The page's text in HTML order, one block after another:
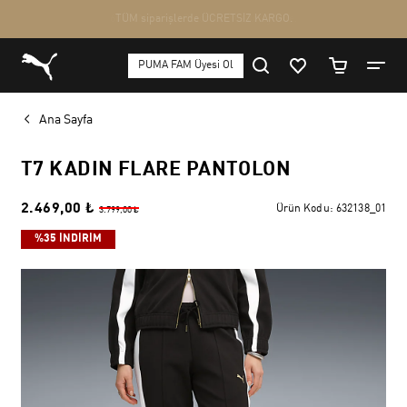
Ana Sayfa
T7 KADIN FLARE PANTOLON
2.469,00 ₺ 3.799,00 ₺ Ürün Kodu: 632138_01
%35 İNDİRİM